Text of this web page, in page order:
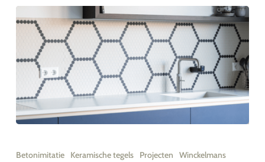
woning
Betonimitatie Keramische tegels Projecten Winckelmans